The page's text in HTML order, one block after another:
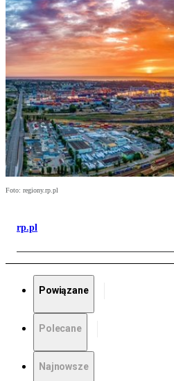
Foto: regiony.rp.pl
rp.pl
Powiązane
Polecane
Najnowsze